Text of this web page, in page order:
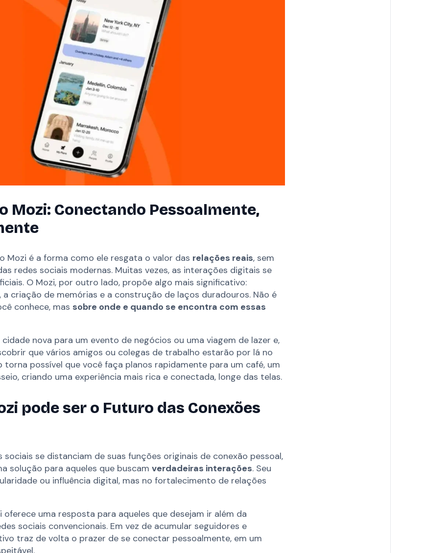
Mozi: Conectando Pessoalmente,
Mozi é a forma como ele resgata o valor das relações reais, sem
redes sociais modernas. Muitas vezes, as interações digitais se
O Mozi, por outro lado, propõe algo mais significativo:
criação de memórias e a construção de laços duradouros. Não é
conhece, mas sobre onde e quando se encontra com essas
nova para um evento de negócios ou uma viagem de lazer e,
que vários amigos ou colegas de trabalho estarão por lá no
torna possível que você faça planos rapidamente para um café, um
criando uma experiência mais rica e conectada, longe das telas.
pode ser o Futuro das Conexões
sociais se distanciam de suas funções originais de conexão pessoal,
solução para aqueles que buscam verdadeiras interações. Seu
ou influência digital, mas no fortalecimento de relações
uma resposta para aqueles que desejam ir além da
sociais convencionais. Em vez de acumular seguidores e
traz de volta o prazer de se conectar pessoalmente, em um